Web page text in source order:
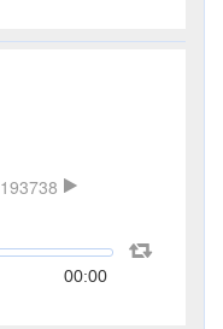
193738
00:00